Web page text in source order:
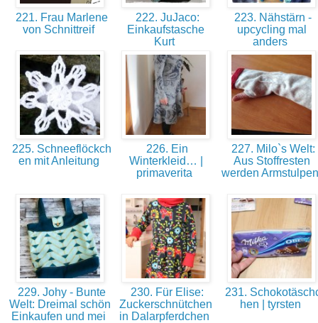
221. Frau Marlene
von Schnittreif
222. JuJaco:
Einkaufstasche
Kurt
223. Nähstärn -
upcycling mal
anders
225. Schneeflöckch
en mit Anleitung
226. Ein
Winterkleid… |
primaverita
227. Milo`s Welt:
Aus Stoffresten
werden
229. Johy - Bunte
Welt: Dreimal schön
Einkaufen und mei
230. Für Elise:
Zuckerschnütchen
in Dalarpferdchen
231.
hen | tyrsten